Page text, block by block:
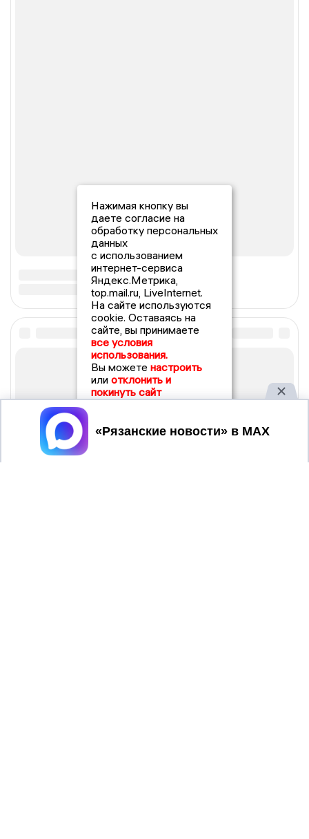
Нажимая кнопку вы
даете согласие на
обработку персональных
данных
с использованием
интернет-сервиса
Яндекс.Метрика,
top.mail.ru, LiveInternet.
На сайте используются
cookie. Оставаясь на
сайте, вы принимаете
все условия
использования.
Вы можете настроить
или отклонить и
покинуть сайт
Принять